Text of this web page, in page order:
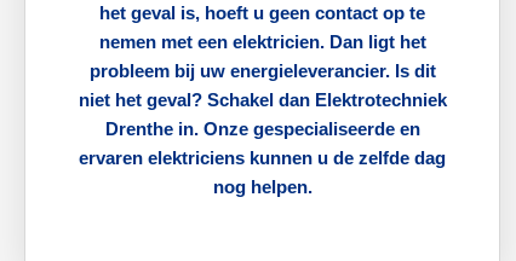
het geval is, hoeft u geen contact op te
nemen met een elektricien. Dan ligt het
probleem bij uw energieleverancier. Is dit
niet het geval? Schakel dan Elektrotechniek
Drenthe in. Onze gespecialiseerde en
ervaren elektriciens kunnen u de zelfde dag
nog helpen.